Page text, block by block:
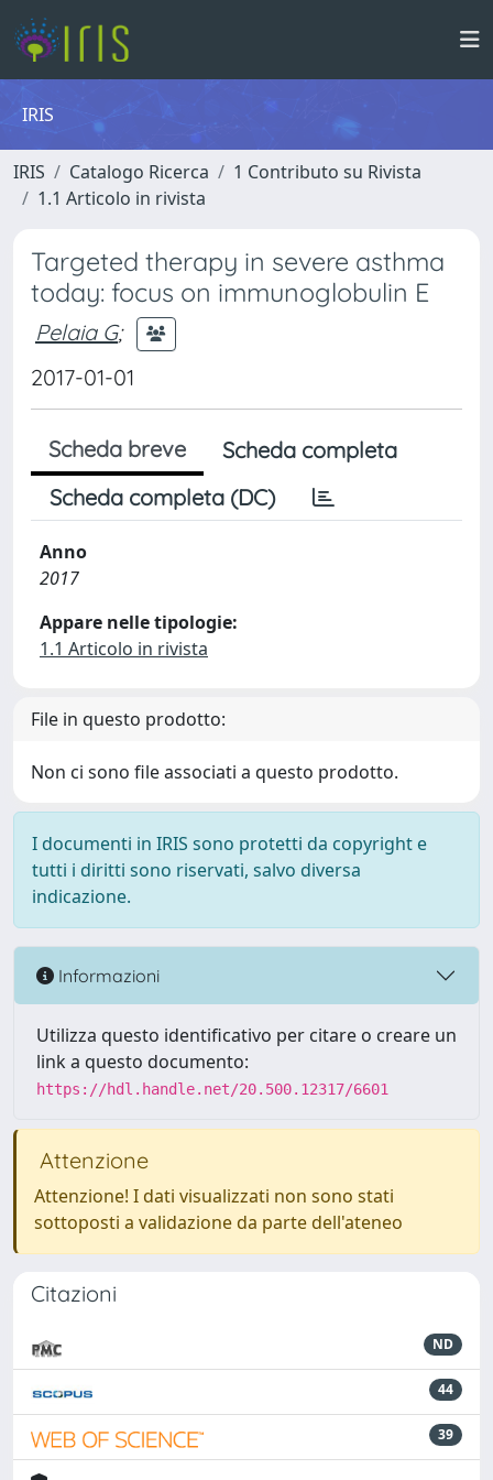
IRIS
IRIS Catalogo Ricerca
1 Contributo su Rivista
1.1 Articolo in rivista
Targeted therapy in severe asthma
today: focus on immunoglobulin E
Pelaia G;
2017-01-01
Scheda breve
Scheda completa
Scheda completa (DC)
Anno
2017
Appare nelle tipologie:
1.1 Articolo in rivista
File in questo prodotto:
Non ci sono file associati a questo prodotto.
I documenti in IRIS sono protetti da copyright e
tutti i diritti sono riservati, salvo diversa
indicazione.
Informazioni
Utilizza questo identificativo per citare o creare un
link a questo documento:
https://hdl.handle.net/20.500.12317/6601
Attenzione
Attenzione! I dati visualizzati non sono stati
sottoposti a validazione da parte dell'ateneo
Citazioni
ND
44
39